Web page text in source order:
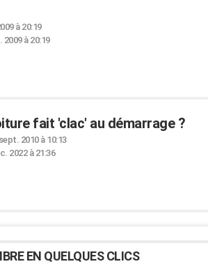
à 20:19
2009 à 20:19
fait 'clac' au démarrage ?
2010 à 10:13
2022 à 21:36
EN QUELQUES CLICS